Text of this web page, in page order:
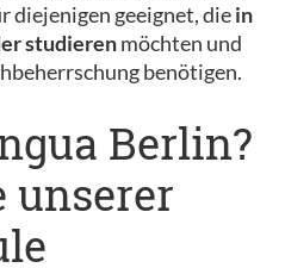
diejenigen geeignet, diein
studierenmöchten und
benötigen.
Berlin?
unserer